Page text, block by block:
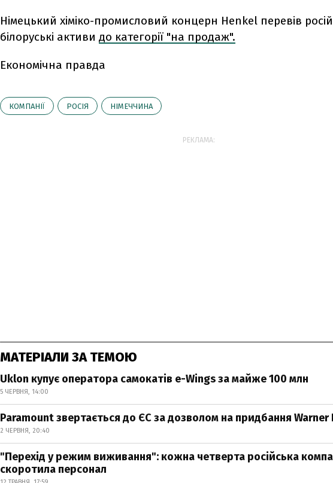
Німецький хіміко-промисловий концерн Henkel перевів
білоруські активи до категорії "на продаж".
Економічна правда
КОМПАНІЇ РОСІЯ НІМЕЧЧИНА
РЕКЛАМА:
МАТЕРІАЛИ ЗА ТЕМОЮ
Uklon купує оператора самокатів e-Wings за майже 100 млн
5 ЧЕРВНЯ, 14:00
Paramount звертається до ЄС за дозволом на придбання Warner
2 ЧЕРВНЯ, 20:40
"Перехід у режим виживання": кожна четверта російська
скоротила персонал